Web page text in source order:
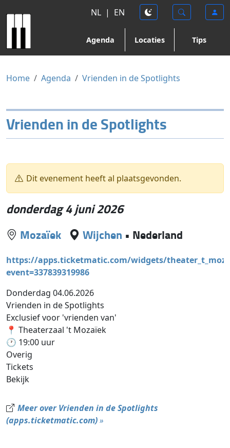
NL | EN
Agenda Locaties Tips
Home Agenda Vrienden in de Spotlights
Vrienden in de Spotlights
Dit evenement heeft al plaatsgevonden.
donderdag 4 juni 2026
Mozaïek Wijchen • Nederland
https://apps.ticketmatic.com/widgets/
event=337839319986
Donderdag 04.06.2026
Vrienden in de Spotlights
Exclusief voor 'vrienden van'
📍 Theaterzaal 't Mozaïek
🕐 19:00 uur
Overig
Tickets
Bekijk
Meer over Vrienden in de Spotlights
(apps.ticketmatic.com)»